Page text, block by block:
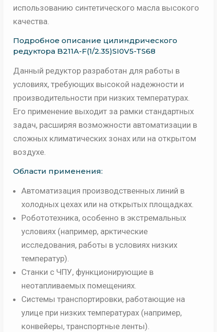
использованию синтетического масла высокого
качества.
Подробное описание цилиндрического
редуктора B211A-F(1/2.35)SI0V5-TS68
Данный редуктор разработан для работы в
условиях, требующих высокой надежности и
производительности при низких температурах.
Его применение выходит за рамки стандартных
задач, расширяя возможности автоматизации в
сложных климатических зонах или на открытом
воздухе.
Области применения:
Автоматизация производственных линий в
холодных цехах или на открытых площадках.
Робототехника, особенно в экстремальных
условиях (например, арктические
исследования, работы в условиях низких
температур).
Станки с ЧПУ, функционирующие в
неотапливаемых помещениях.
Системы транспортировки, работающие на
улице при низких температурах (например,
конвейеры, транспортные ленты).